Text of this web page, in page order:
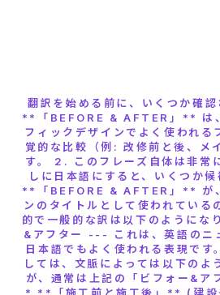
翻訳を始める前に、いくつか確
**「BEFORE & AFTER」** は
フィックデザインでよく使われる
覚的な比較（例: 改修前と後、メ
す。 2. このフレーズ自体は非常
しに日本語にすると、いくつか
**「BEFORE & AFTER」** が
ンのタイトルとして使われている
的で一般的な訳は以下のように
&アフター --- これは、英語のニ
日本語でもよく使われる表現で
しては、文脈によっては以下のよ
が、通常は上記の「ビフォー&ア
* **「施工前と施工後」** (建設